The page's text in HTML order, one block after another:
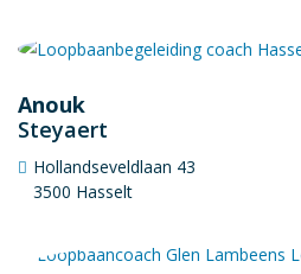
Anouk
Steyaert
Hollandseveldlaan 43
3500 Hasselt